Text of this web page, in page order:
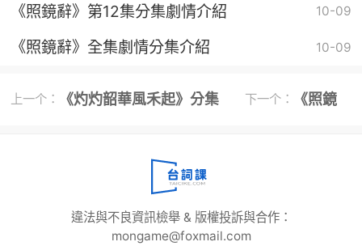
《照鏡辭》第12集分集劇情介紹 10-09
《照鏡辭》全集劇情分集介紹 10-09
上一个： 《灼灼韶華風禾起》分集 下一个： 《照鏡
違法與不良資訊檢舉 & 版權投訴與合作：
mongame@foxmail.com